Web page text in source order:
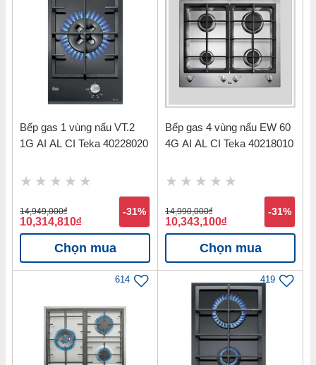
Bếp gas 1 vùng nấu VT.2
1G AI AL CI Teka 40228020
14,949,000đ
10,314,810đ
-31%
Chọn mua
Bếp gas 4 vùng nấu EW 60
4G AI AL CI Teka 40218010
14,990,000đ
10,343,100đ
-31%
Chọn mua
614 419